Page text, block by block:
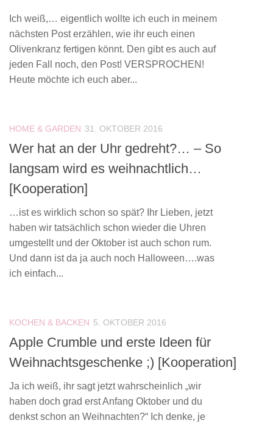
Ich weiß,… eigentlich wollte ich euch in meinem
nächsten Post erzählen, wie ihr euch einen
Olivenkranz fertigen könnt. Den gibt es auch auf
jeden Fall noch, den Post! VERSPROCHEN!
Heute möchte ich euch aber...
HOME & GARDEN 31. OKTOBER 2016
Wer hat an der Uhr gedreht?… – So
langsam wird es weihnachtlich…
[Kooperation]
…ist es wirklich schon so spät? Ihr Lieben, jetzt
haben wir tatsächlich schon wieder die Uhren
umgestellt und der Oktober ist auch schon rum.
Und dann ist da ja auch noch Halloween….was
ich einfach...
KOCHEN & BACKEN 5. OKTOBER 2016
Apple Crumble und erste Ideen für
Weihnachtsgeschenke ;) [Kooperation]
Ja ich weiß, ihr sagt jetzt wahrscheinlich „wir
haben doch grad erst Anfang Oktober und du
denkst schon an Weihnachten?“ Ich denke, je